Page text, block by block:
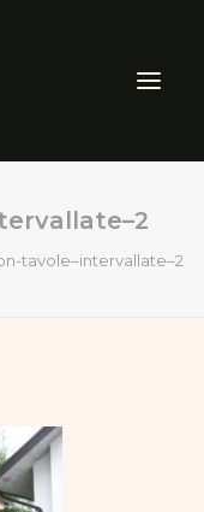
tavole–intervallate–2